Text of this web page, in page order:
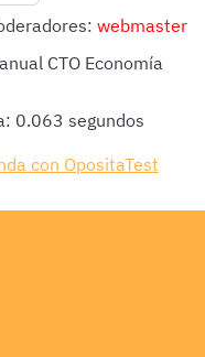
webmaster
CTO Economía
0.063 segundos
con OpositaTest